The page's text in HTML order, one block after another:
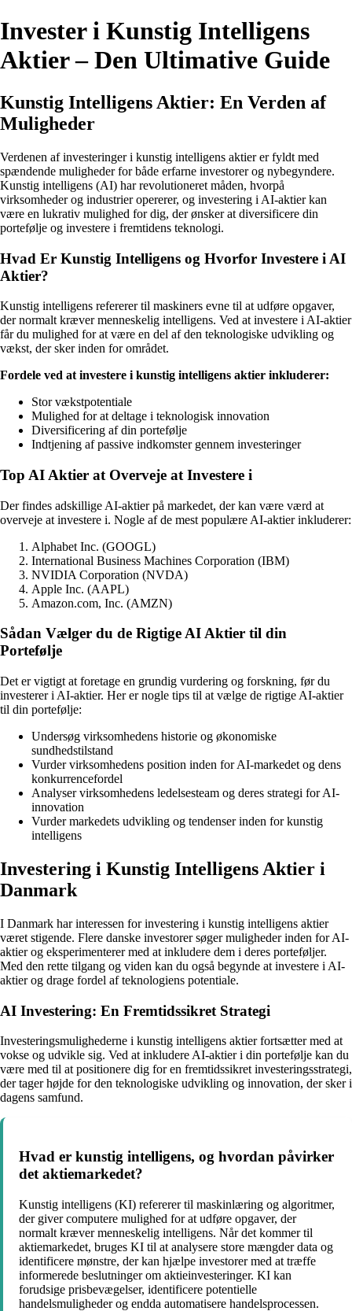
Invester i Kunstig Intelligens
Aktier – Den Ultimative Guide
Kunstig Intelligens Aktier: En Verden af
Muligheder
Verdenen af investeringer i kunstig intelligens aktier er fyldt med
spændende muligheder for både erfarne investorer og nybegyndere.
Kunstig intelligens (AI) har revolutioneret måden, hvorpå
virksomheder og industrier opererer, og investering i AI-aktier kan
være en lukrativ mulighed for dig, der ønsker at diversificere din
portefølje og investere i fremtidens teknologi.
Hvad Er Kunstig Intelligens og Hvorfor Investere i AI
Aktier?
Kunstig intelligens refererer til maskiners evne til at udføre opgaver,
der normalt kræver menneskelig intelligens. Ved at investere i AI-aktier
får du mulighed for at være en del af den teknologiske udvikling og
vækst, der sker inden for området.
Fordele ved at investere i kunstig intelligens aktier inkluderer:
Stor vækstpotentiale
Mulighed for at deltage i teknologisk innovation
Diversificering af din portefølje
Indtjening af passive indkomster gennem investeringer
Top AI Aktier at Overveje at Investere i
Der findes adskillige AI-aktier på markedet, der kan være værd at
overveje at investere i. Nogle af de mest populære AI-aktier inkluderer:
Alphabet Inc. (GOOGL)
International Business Machines Corporation (IBM)
NVIDIA Corporation (NVDA)
Apple Inc. (AAPL)
Amazon.com, Inc. (AMZN)
Sådan Vælger du de Rigtige AI Aktier til din
Portefølje
Det er vigtigt at foretage en grundig vurdering og forskning, før du
investerer i AI-aktier. Her er nogle tips til at vælge de rigtige AI-aktier
til din portefølje:
Undersøg virksomhedens historie og økonomiske
sundhedstilstand
Vurder virksomhedens position inden for AI-markedet og dens
konkurrencefordel
Analyser virksomhedens ledelsesteam og deres strategi for AI-
innovation
Vurder markedets udvikling og tendenser inden for kunstig
intelligens
Investering i Kunstig Intelligens Aktier i
Danmark
I Danmark har interessen for investering i kunstig intelligens aktier
været stigende. Flere danske investorer søger muligheder inden for AI-
aktier og eksperimenterer med at inkludere dem i deres porteføljer.
Med den rette tilgang og viden kan du også begynde at investere i AI-
aktier og drage fordel af teknologiens potentiale.
AI Investering: En Fremtidssikret Strategi
Investeringsmulighederne i kunstig intelligens aktier fortsætter med at
vokse og udvikle sig. Ved at inkludere AI-aktier i din portefølje kan du
være med til at positionere dig for en fremtidssikret investeringsstrategi,
der tager højde for den teknologiske udvikling og innovation, der sker i
dagens samfund.
Hvad er kunstig intelligens, og hvordan påvirker
det aktiemarkedet?
Kunstig intelligens (KI) refererer til maskinlæring og algoritmer,
der giver computere mulighed for at udføre opgaver, der
normalt kræver menneskelig intelligens. Når det kommer til
aktiemarkedet, bruges KI til at analysere store mængder data og
identificere mønstre, der kan hjælpe investorer med at træffe
informerede beslutninger om aktieinvesteringer. KI kan
forudsige prisbevægelser, identificere potentielle
handelsmuligheder og endda automatisere handelsprocessen.